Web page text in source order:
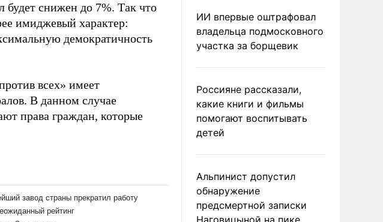
будет снижен до 7%. Так что
имиджевый характер:
демократичность
всех» имеет
В данном случае
права граждан, которые
ИИ впервые оштрафовал
владельца подмосковного
участка за борщевик
Россияне рассказали,
какие книги и фильмы
помогают воспитывать
детей
Альпинист допустил
обнаружение
предсмертной записки
Наговицыной на пике